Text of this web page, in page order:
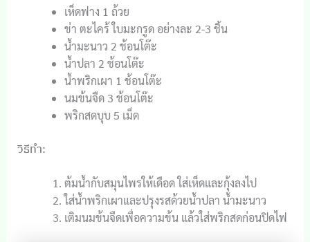
เห็ดฟาง 1 ถ้วย
ข่า ตะไคร้ ใบมะกรูด อย่างละ 2-3 ชิ้น
น้ำมะนาว 2 ช้อนโต๊ะ
น้ำปลา 2 ช้อนโต๊ะ
น้ำพริกเผา 1 ช้อนโต๊ะ
นมข้นจืด 3 ช้อนโต๊ะ
พริกสดบุบ 5 เม็ด
วิธีทำ:
ต้มน้ำกับสมุนไพรให้เดือด ใส่เห็ดและกุ้งลงไป
ใส่น้ำพริกเผาและปรุงรสด้วยน้ำปลา น้ำมะนาว
เติมนมข้นจืดเพื่อความข้น แล้วใส่พริกสดก่อนปิดไฟ